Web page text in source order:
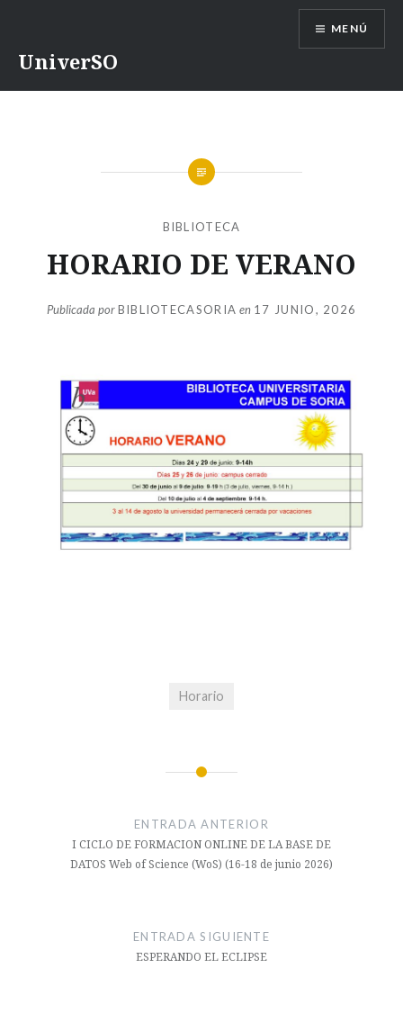
UniverSO
MENÚ
BIBLIOTECA
HORARIO DE VERANO
Publicada porBIBLIOTECASORIA en 17 JUNIO, 2026
Horario
entradas
ENTRADA ANTERIOR
I CICLO DE FORMACION ONLINE DE LA BASE DE
DATOS Web of Science (WoS) (16-18 de junio 2026)
ENTRADA SIGUIENTE
ESPERANDO EL ECLIPSE